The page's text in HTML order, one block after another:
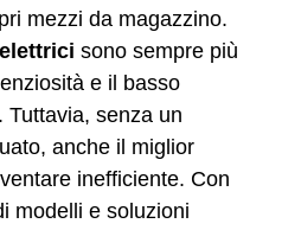
mezzi da magazzino.
sono sempre più
e il basso
Tuttavia, senza un
anche il miglior
inefficiente. Con
modelli e soluzioni